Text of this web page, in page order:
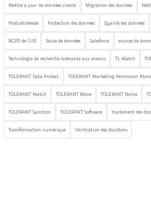
Mettre à jour les données clients Migration des données
Produktrelease Protection des données Qualité des données
RGPD de l'UE Saisie de données Salesforce sources de
Technologie de recherche tolérante aux erreurs TL Match
TOLERANT Data Protect TOLERANT Marketing Permission
TOLERANT Match TOLERANT Move TOLERANT Name
TOLERANT Sanction TOLERANT Software traitement des
Transformation numérique Vérification des doublons